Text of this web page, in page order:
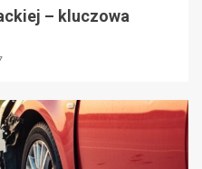
– kluczowa